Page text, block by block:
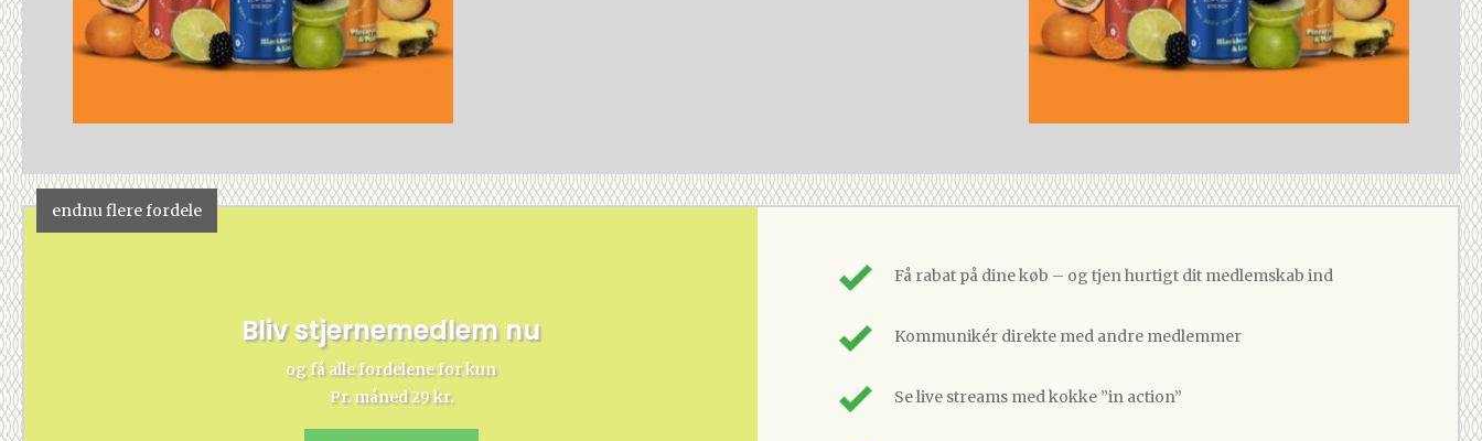
endnu flere fordele
Bliv stjernemedlem nu
og få alle fordelene for kun
Pr. måned 29 kr.
Få rabat på dine køb – og tjen hurtigt dit medlemskab ind
Kommunikér direkte med andre medlemmer
Se live streams med kokke ”in action”